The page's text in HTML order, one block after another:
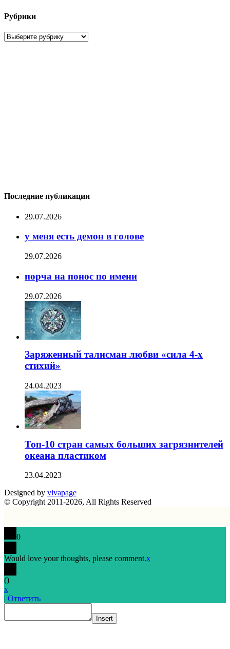
Рубрики
Рубрики
Последние публикации
29.07.2026
у меня есть демон в голове
29.07.2026
порча на понос по имени
29.07.2026
Заряженный талисман любви «сила 4-х
стихий»
24.04.2023
Топ-10 стран самых больших загрязнителей
океана пластиком
23.04.2023
Designed by vivapage
© Copyright 2011-2026, All Rights Reserved
0
Would love your thoughts, please comment.x
()
x
| Ответить
Insert